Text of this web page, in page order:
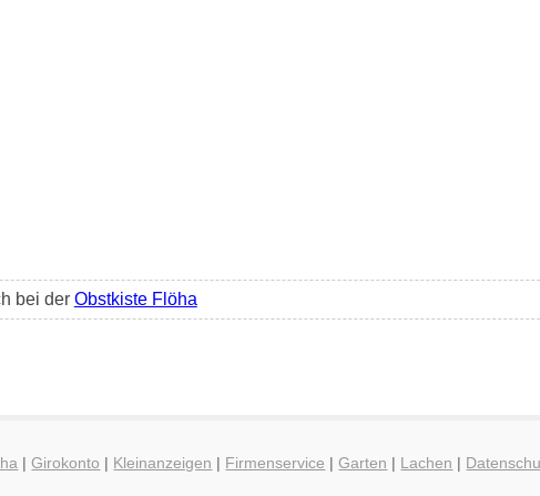
bei der Obstkiste Flöha
|Girokonto | Kleinanzeigen | Firmenservice |Garten | Lachen |